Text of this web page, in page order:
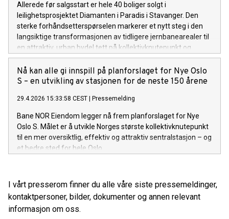
Allerede før salgsstart er hele 40 boliger solgt i
leilighetsprosjektet Diamanten i Paradis i Stavanger. Den
sterke forhåndsetterspørselen markerer et nytt steg i den
langsiktige transformasjonen av tidligere jernbanearealer til
en attraktiv, urban bydel tett på kollektivknutepunkt og
sentrum.
Nå kan alle gi innspill på planforslaget for Nye Oslo
S – en utvikling av stasjonen for de neste 150 årene
29.4.2026 15:33:58 CEST Pressemelding
Bane NOR Eiendom legger nå frem planforslaget for Nye
Oslo S. Målet er å utvikle Norges største kollektivknutepunkt
til en mer oversiktlig, effektiv og attraktiv sentralstasjon – og
et bedre sted for hele Oslo.
I vårt presserom finner du alle våre siste pressemeldinger,
kontaktpersoner, bilder, dokumenter og annen relevant
informasjon om oss.